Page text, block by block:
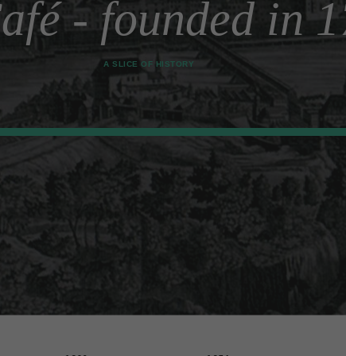
dieser Website widerrufen. Ausgenommen hiervon sind
werden können.
- founded in
A SLICE OF HISTORY